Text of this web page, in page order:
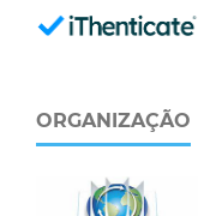
ORGANIZAÇÃO